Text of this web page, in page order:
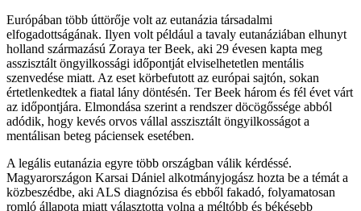
Európában több úttörője volt az eutanázia társadalmi
elfogadottságának. Ilyen volt például a tavaly eutanáziában elhunyt
holland származású Zoraya ter Beek, aki 29 évesen kapta meg
asszisztált öngyilkossági időpontját elviselhetetlen mentális
szenvedése miatt. Az eset körbefutott az európai sajtón, sokan
értetlenkedtek a fiatal lány döntésén. Ter Beek három és fél évet várt
az időpontjára. Elmondása szerint a rendszer döcögőssége abból
adódik, hogy kevés orvos vállal asszisztált öngyilkosságot a
mentálisan beteg páciensek esetében.
A legális eutanázia egyre több országban válik kérdéssé.
Magyarországon Karsai Dániel alkotmányjogász hozta be a témát a
közbeszédbe, aki ALS diagnózisa és ebből fakadó, folyamatosan
romló állapota miatt választotta volna a méltóbb és békésebb